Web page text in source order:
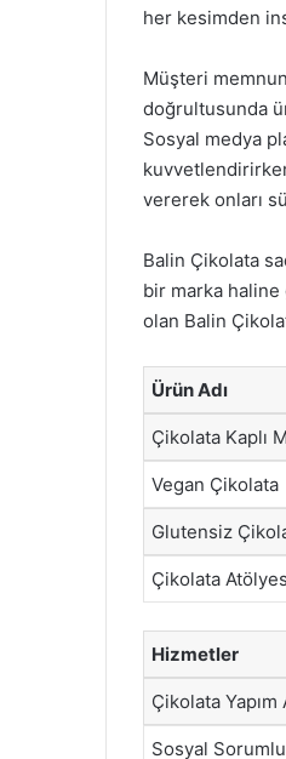
her kesimden
Müşteri
doğrultusunda
Sosyal medya
vererek onları
Balin Çikolata
bir marka
olan Balin
Ürün Adı
Çikolata Kaplı
Vegan Çikolata
Glutensiz
Çikolata
Hizmetler
Çikolata
Sosyal